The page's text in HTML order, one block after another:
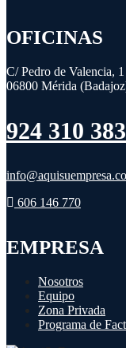
OFICINAS
C/ Pedro de Valencia, 1
06800 Mérida
924 310 383
606 146 770
EMPRESA
Nosotros
Equipo
Zona Privada
Programa de